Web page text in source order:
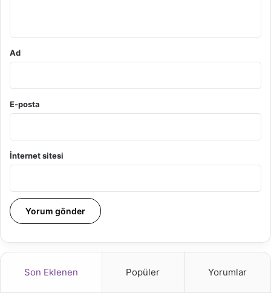
Ad
E-posta
İnternet sitesi
Son Eklenen Popüler Yorumlar